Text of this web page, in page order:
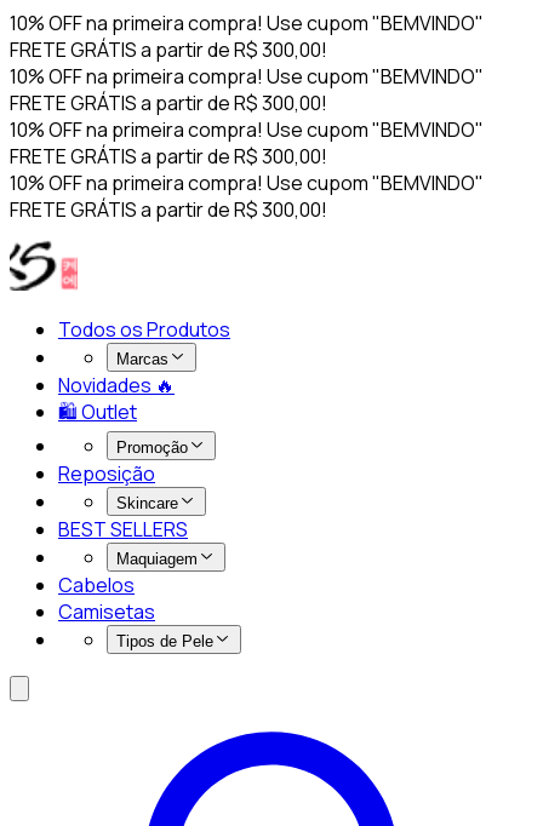
10% OFF na primeira compra! Use cupom "BEMVINDO"
FRETE GRÁTIS a partir de R$ 300,00!
10% OFF na primeira compra! Use cupom "BEMVINDO"
FRETE GRÁTIS a partir de R$ 300,00!
10% OFF na primeira compra! Use cupom "BEMVINDO"
FRETE GRÁTIS a partir de R$ 300,00!
10% OFF na primeira compra! Use cupom "BEMVINDO"
FRETE GRÁTIS a partir de R$ 300,00!
Todos os Produtos
Marcas
Novidades 🔥​
🛍️ Outlet
Promoção
Reposição
Skincare
BEST SELLERS
Maquiagem
Cabelos
Camisetas
Tipos de Pele